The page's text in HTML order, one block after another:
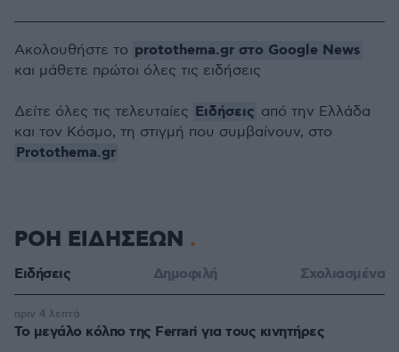
Ακολουθήστε το protothema.gr στο Google News
και μάθετε πρώτοι όλες τις ειδήσεις
Δείτε όλες τις τελευταίες Ειδήσεις από την Ελλάδα
και τον Κόσμο, τη στιγμή που συμβαίνουν, στο
Protothema.gr
ΡΟΗ ΕΙΔΗΣΕΩΝ
Ειδήσεις Δημοφιλή Σχολιασμένα
Το μεγάλο κόλπο της Ferrari για τους κινητήρες
πριν 4 λεπτά